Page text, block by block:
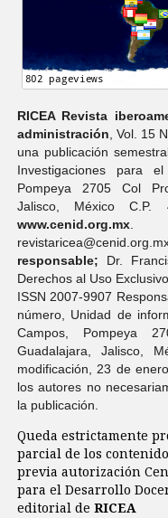
RICEA Revista
administración , Vol. 15
una publicación
Investigaciones para
Pompeya 2705 Col
Jalisco, México C.P.
www.cenid.org.mx
responsable; Dr.
Derechos al Uso
ISSN 2007-9907
número, Unidad de
Campos, Pompeya
Guadalajara, Jalisco,
modificación, 23 de
los autores no
la publicación.
Queda estrictamente
parcial de los
previa autorización
para el Desarrollo
editorial de RICEA